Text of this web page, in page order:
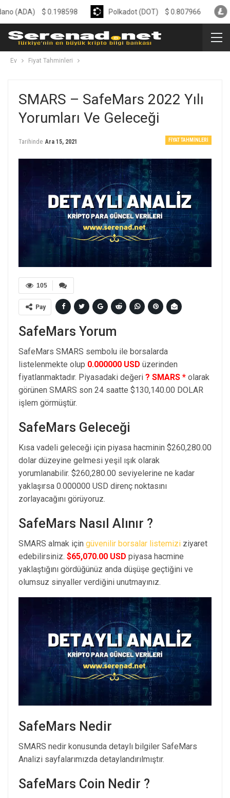
Ev Fiyat Tahminleri
SMARS – SafeMars 2022 Yılı
Yorumları Ve Geleceği
FIYAT TAHMINLERI
Tarihinde Ara 15, 2021
105
Pay
SafeMars Yorum
SafeMars SMARS sembolu ile borsalarda
listelenmekte olup 0.000000 USD üzerinden
fiyatlanmaktadır. Piyasadaki değeri ? SMARS * olarak
görünen SMARS son 24 saatte $130,140.00 DOLAR
işlem görmüştür.
SafeMars Geleceği
Kısa vadeli geleceği için piyasa hacminin $260,280.00
dolar düzeyine gelmesi yeşil ışık olarak
yorumlanabilir. $260,280.00 seviyelerine ne kadar
yaklaşırsa 0.000000 USD direnç noktasını
zorlayacağını görüyoruz.
SafeMars Nasıl Alınır ?
SMARS almak için güvenilir borsalar listemizi ziyaret
edebilirsiniz. $65,070.00 USD piyasa hacmine
yaklaştığını gördüğünüz anda düşüşe geçtiğini ve
olumsuz sinyaller verdiğini unutmayınız.
SafeMars Nedir
SMARS nedir konusunda detaylı bilgiler SafeMars
Analizi sayfalarımızda detaylandırılmıştır.
SafeMars Coin Nedir ?
$ 0.198598 Polkadot (DOT) $0.807966